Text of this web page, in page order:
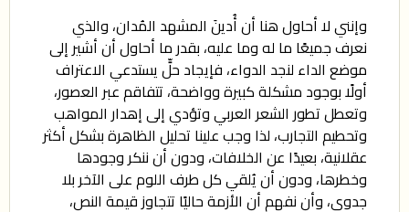
وإنني لا أحاول هنا أن أُدينَ المشهد المُدان، والذي
نعرف جميعًا ما له وما عليه، بقدر ما أحاول أن أشير إلى
موضع الداء لنجد الدواء، فإيجاد حلٍّ يستدعي الاعتراف
أولًا بوجود مشكلة كبيرة وواضحة، تتفاقم عبر العصور،
وتعطل تطور الشعر العربي وتؤدي إلى إهدار المواهب
وتحطيم التجارب، لذا وجب علينا تحليل الظاهرة بشكل أكثر
عقلانية، بعيدًا عن الخلافات، ودون أن ننكر وجودها
وخطرها، ودون أن يُلقي كل طرف اللوم على الآخر بلا
جدوى، وأن نفهم أن الأزمة حاليًا تتجاوز قيمة النص،